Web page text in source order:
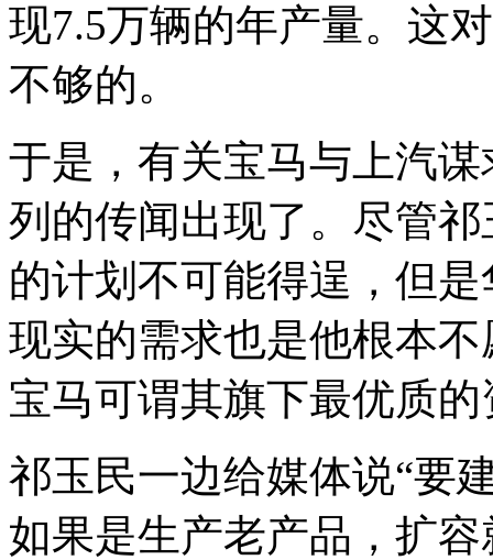
现7.5万辆的年产量。这
不够的。
于是，有关宝马与上汽谋
列的传闻出现了。尽管
的计划不可能得逞，但
现实的需求也是他根本
宝马可谓其旗下最优质的
祁玉民一边给媒体说“要
如果是生产老产品，扩